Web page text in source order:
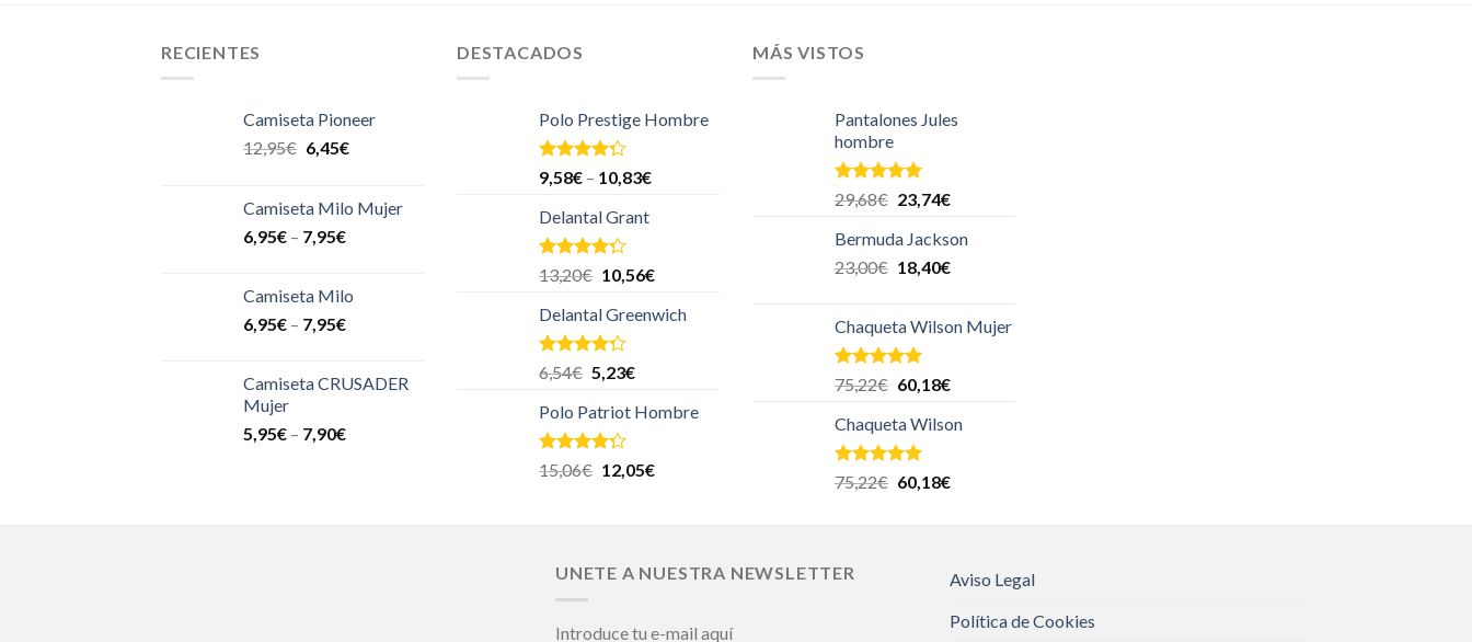
RECIENTES
Camiseta Pioneer
12,95€ 6,45€
Camiseta Milo Mujer
6,95€ – 7,95€
Camiseta Milo
6,95€ – 7,95€
Camiseta CRUSADER
Mujer
5,95€ – 7,90€
DESTACADOS
Polo Prestige Hombre
Valorado
en
de 5
9,58€ – 10,83€
Delantal Grant
Valorado
en
de 5
13,20€ 10,56€
Delantal Greenwich
Valorado
en
de 5
6,54€ 5,23€
Polo Patriot Hombre
Valorado
en
15,06€ 12,05€
MÁS VISTOS
Pantalones Jules
hombre
Valorado en
5.00
29,68€ 23,74€
Bermuda Jackson
23,00€ 18,40€
Chaqueta Wilson Mujer
Valorado en
5.00
75,22€ 60,18€
Chaqueta Wilson
Valorado en
5.00
75,22€ 60,18€
UNETE A NUESTRA NEWSLETTER
Introduce tu e-mail aquí
Aviso Legal
Política de Cookies